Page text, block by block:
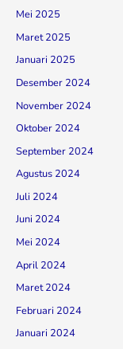
Mei 2025
Maret 2025
Januari 2025
Desember 2024
November 2024
Oktober 2024
September 2024
Agustus 2024
Juli 2024
Juni 2024
Mei 2024
April 2024
Maret 2024
Februari 2024
Januari 2024